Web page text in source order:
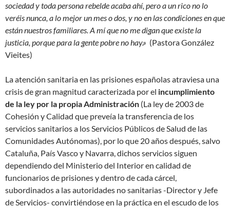
sociedad y toda persona rebelde acaba ahí, pero a un rico no lo
veréis nunca, a lo mejor un mes o dos, y no en las condiciones en que
están nuestros familiares. A mí que no me digan que existe la
justicia, porque para la gente pobre no hay.» (Pastora González
Vieites)
La atención sanitaria en las prisiones españolas atraviesa una
crisis de gran magnitud caracterizada por el incumplimiento
de la ley por la propia Administración (La ley de 2003 de
Cohesión y Calidad que preveía la transferencia de los
servicios sanitarios a los Servicios Públicos de Salud de las
Comunidades Autónomas), por lo que 20 años después, salvo
Cataluña, País Vasco y Navarra, dichos servicios siguen
dependiendo del Ministerio del Interior en calidad de
funcionarios de prisiones y dentro de cada cárcel,
subordinados a las autoridades no sanitarias -Director y Jefe
de Servicios- convirtiéndose en la práctica en el escudo de los